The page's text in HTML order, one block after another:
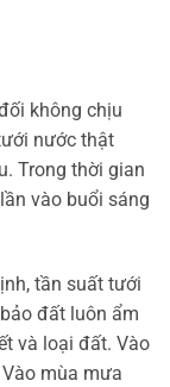
không chịu
nước thật
Trong thời gian
vào buổi sáng
tần suất tưới
đất luôn ẩm
và loại đất. Vào
mùa mưa